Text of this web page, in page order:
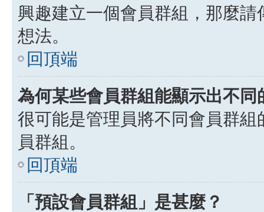
興趣建立一個會員群組，那麼
想法。
回頂端
為何某些會員群組能顯示出不同
很可能是管理員將不同會員群
員群組。
回頂端
「預設會員群組」是甚麼？